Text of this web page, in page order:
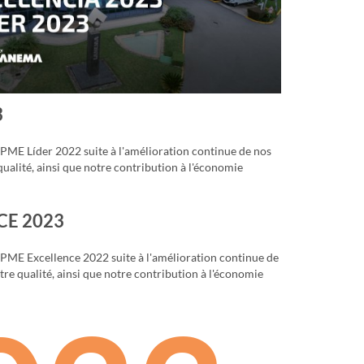
Líder 2022 suite à l'amélioration continue de nos
ainsi que notre contribution à l'économie
2023
Excellence 2022 suite à l'amélioration continue de
qualité, ainsi que notre contribution à l'économie